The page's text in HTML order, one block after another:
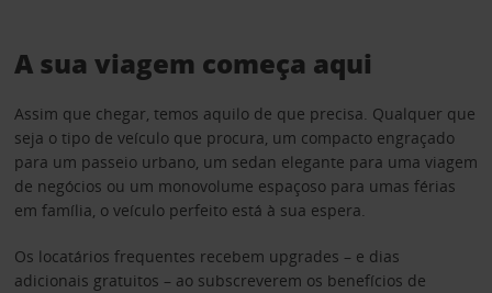
A sua viagem começa aqui
Assim que chegar, temos aquilo de que precisa. Qualquer que
seja o tipo de veículo que procura, um compacto engraçado
para um passeio urbano, um sedan elegante para uma viagem
de negócios ou um monovolume espaçoso para umas férias
em família, o veículo perfeito está à sua espera.
Os locatários frequentes recebem upgrades – e dias
adicionais gratuitos – ao subscreverem os benefícios de